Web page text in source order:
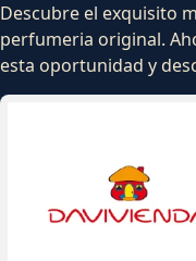
Descubre el exquisito
perfumeria original.
esta oportunidad y